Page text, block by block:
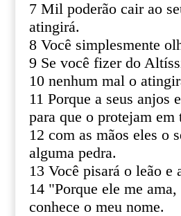
7 Mil poderão cair ao
atingirá.
8 Você simplesmente
9 Se você fizer do
10 nenhum mal o
11 Porque a seus anjos
para que o protejam em
12 com as mãos eles o
alguma pedra.
13 Você pisará o leão e
14 "Porque ele me
conhece o meu nome.